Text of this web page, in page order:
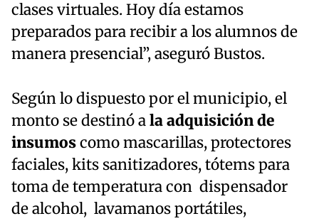
clases virtuales. Hoy día estamos
preparados para recibir a los alumnos de
manera presencial”, aseguró Bustos.
Según lo dispuesto por el municipio, el
monto se destinó ala adquisición de
insumoscomo mascarillas, protectores
faciales, kits sanitizadores, tótems para
toma de temperatura con dispensador
de alcohol, lavamanos portátiles,